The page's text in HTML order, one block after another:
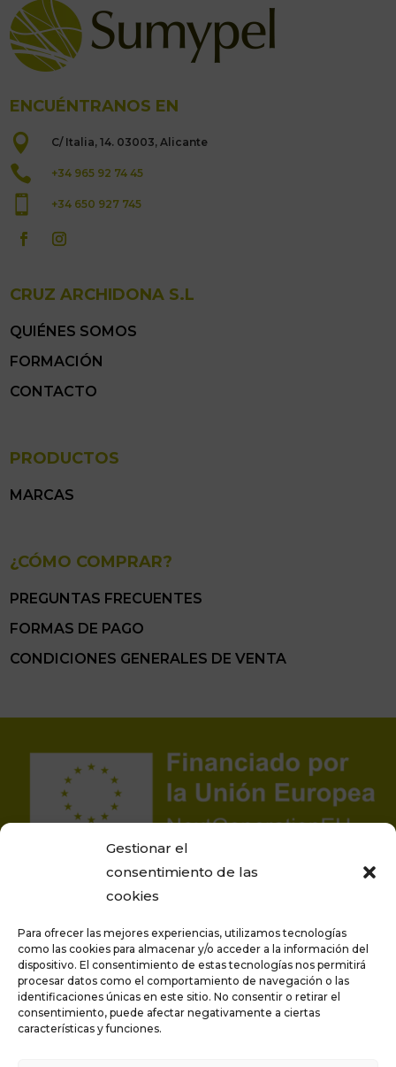
Gestionar el
consentimiento de las
cookies
Para ofrecer las mejores experiencias, utilizamos tecnologías
como las cookies para almacenar y/o acceder a la información del
dispositivo. El consentimiento de estas tecnologías nos permitirá
procesar datos como el comportamiento de navegación o las
identificaciones únicas en este sitio. No consentir o retirar el
consentimiento, puede afectar negativamente a ciertas
características y funciones.
ENCUÉNTRANOS EN
 C/ Italia, 14. 03003, Alicante
 +34 965 92 74 45
 +34 650 927 745
CRUZ ARCHIDONA S.L
QUIÉNES SOMOS
FORMACIÓN
CONTACTO
PRODUCTOS
MARCAS
¿CÓMO COMPRAR?
PREGUNTAS FRECUENTES
FORMAS DE PAGO
CONDICIONES GENERALES DE VENTA
Proyecto financiado por la Unión Europea –
NextGenerationEU